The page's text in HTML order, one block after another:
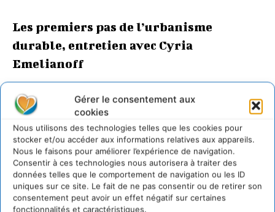
Gérer le consentement aux
cookies
Nous utilisons des technologies telles que les cookies pour
stocker et/ou accéder aux informations relatives aux appareils.
Nous le faisons pour améliorer l’expérience de navigation.
Consentir à ces technologies nous autorisera à traiter des
données telles que le comportement de navigation ou les ID
uniques sur ce site. Le fait de ne pas consentir ou de retirer son
consentement peut avoir un effet négatif sur certaines
fonctionnalités et caractéristiques.
Les premiers pas de l’urbanisme
durable, entretien avec Cyria
Emelianoff
Cyria Emelianof est géographe, maître de conférences à
l’université du Mans.
Des poubelles encore trop pleines
Des déchets ménagers toujours plus
nombreux